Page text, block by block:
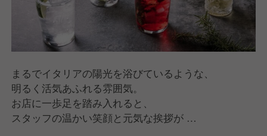
まるでイタリアの陽光を浴びているような、
明るく活気あふれる雰囲気。
お店に一歩足を踏み入れると、
スタッフの温かい笑顔と元気な挨拶が